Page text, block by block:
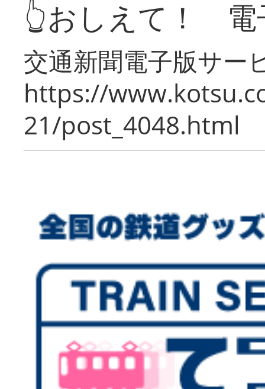
👆おしえて！ 電
交通新聞電子版サー
https://
21/post_4048.html